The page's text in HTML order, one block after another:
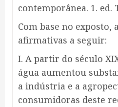
contemporânea. 1. ed.
Com base no exposto,
afirmativas a seguir:
I. A partir do século
água aumentou
a indústria e a
consumidoras deste